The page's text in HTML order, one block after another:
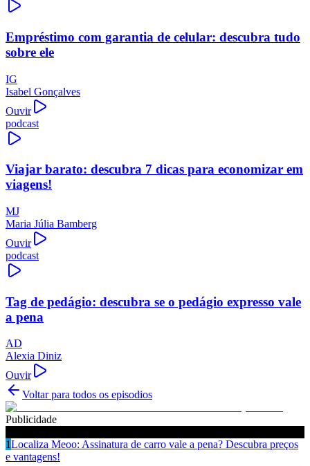
Empréstimo com garantia de celular: descubra tudo
sobre ele
IG
Isabel Gonçalves
Ouvir
podcast
Viajar barato: descubra 7 dicas para economizar em
viagens!
MJ
Maria Júlia Bamberg
Ouvir
podcast
Tag de pedágio: descubra se o pedágio expresso vale
a pena
AD
Alexia Diniz
Ouvir
Voltar para todos os episodios
Publicidade
1Localiza Meoo: Assinatura de carro vale a pena? Descubra preços
e vantagens!